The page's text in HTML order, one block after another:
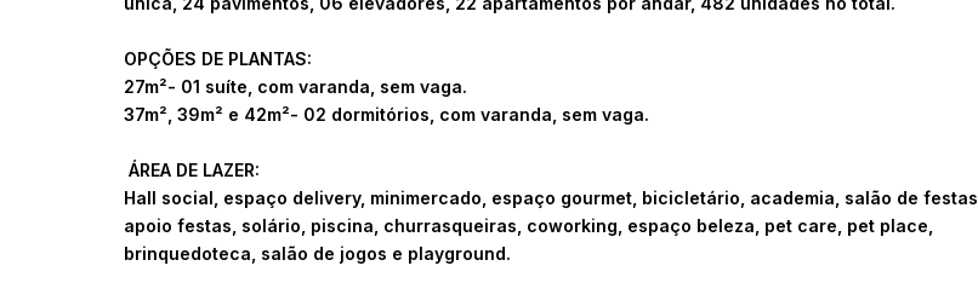
OPÇÕES DE PLANTAS:
27m²- 01 suíte, com varanda, sem vaga.
37m², 39m² e 42m²- 02 dormitórios, com varanda, sem vaga.
ÁREA DE LAZER:
Hall social, espaço delivery, minimercado, espaço gourmet, bicicletário, academia, salão de festas,
apoio festas, solário, piscina, churrasqueiras, coworking, espaço beleza, pet care, pet place,
brinquedoteca, salão de jogos e playground.